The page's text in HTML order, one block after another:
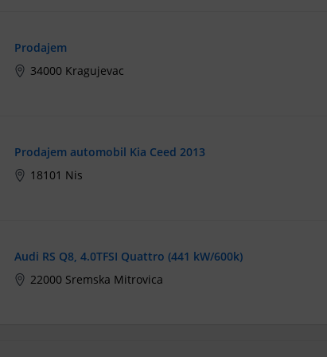
Prodajem
34000 Kragujevac
Prodajem automobil Kia Ceed 2013
18101 Nis
Audi RS Q8, 4.0TFSI Quattro (441 kW/600k)
22000 Sremska Mitrovica